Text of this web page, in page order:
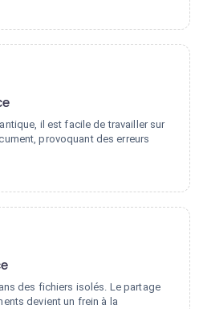
il est facile de travailler sur
provoquant des erreurs
des fichiers isolés. Le partage
devient un frein à la